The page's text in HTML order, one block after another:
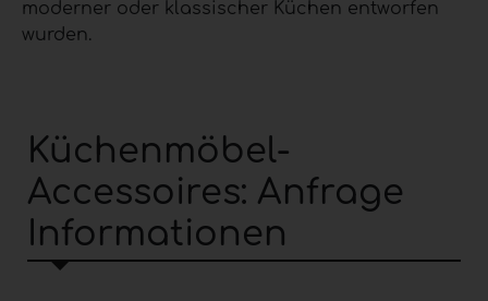
moderner oder klassischer Küchen entworfen
wurden.
Küchenmöbel-
Accessoires: Anfrage
Informationen